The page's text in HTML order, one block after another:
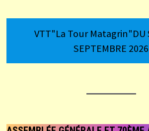
VTT"La Tour Matagrin"DU
SEPTEMBRE 2026